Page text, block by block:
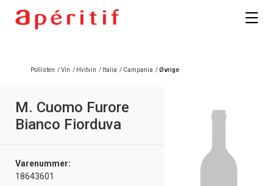
Pollisten /Vin / Hvitvin / Italia / Campania /Øvrige
M. Cuomo Furore
Bianco Fiorduva
Varenummer:
18643601